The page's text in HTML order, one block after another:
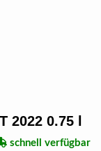
2022 0.75 l
schnell verfügbar